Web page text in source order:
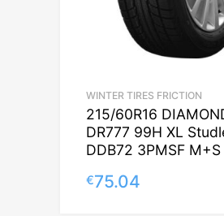
WINTER TIRES FRICTION
215/60R16
DR777 99H XL
DDB72 3PMSF M+S
€75.04